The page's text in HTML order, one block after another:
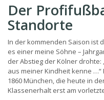
Der
Standorte
In der kommenden Saison ist
es einer meine Söhne –
der Abstieg der Kölner drohte:
aus meiner Kindheit kenne
1860 München, die heute in
Klassenerhalt erst am